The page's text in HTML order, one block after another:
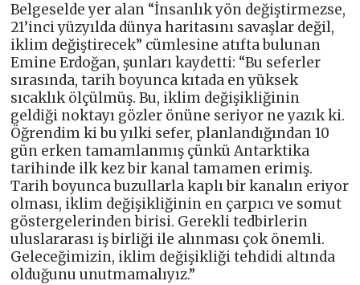
Belgeselde yer alan “İnsanlık yön değiştirmezse,
21’inci yüzyılda dünya haritasını savaşlar değil,
iklim değiştirecek” cümlesine atıfta bulunan
Emine Erdoğan, şunları kaydetti: “Bu seferler
sırasında, tarih boyunca kıtada en yüksek
sıcaklık ölçülmüş. Bu, iklim değişikliğinin
geldiği noktayı gözler önüne seriyor ne yazık ki.
Öğrendim ki bu yılki sefer, planlandığından 10
gün erken tamamlanmış çünkü Antarktika
tarihinde ilk kez bir kanal tamamen erimiş.
Tarih boyunca buzullarla kaplı bir kanalın eriyor
olması, iklim değişikliğinin en çarpıcı ve somut
göstergelerinden birisi. Gerekli tedbirlerin
uluslararası iş birliği ile alınması çok önemli.
Geleceğimizin, iklim değişikliği tehdidi altında
olduğunu unutmamalıyız.”